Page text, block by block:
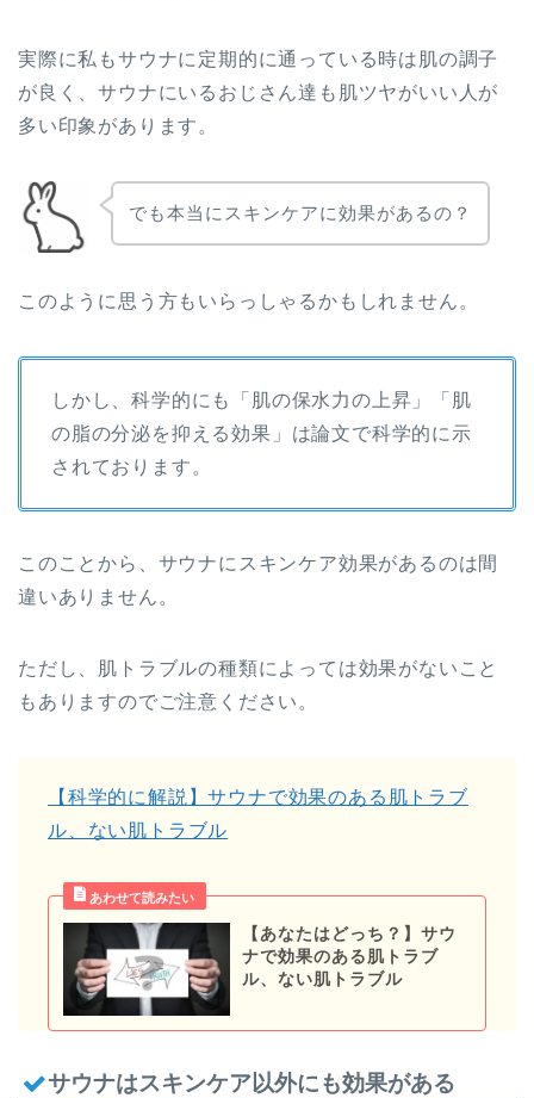
実際に私もサウナに定期的に通っている時は肌の調子
が良く、サウナにいるおじさん達も肌ツヤがいい人が
多い印象があります。
でも本当にスキンケアに効果があるの？
このように思う方もいらっしゃるかもしれません。
しかし、科学的にも「肌の保水力の上昇」「肌
の脂の分泌を抑える効果」は論文で科学的に示
されております。
このことから、サウナにスキンケア効果があるのは間
違いありません。
ただし、肌トラブルの種類によっては効果がないこと
もありますのでご注意ください。
【科学的に解説】サウナで効果のある肌トラブ
ル、ない肌トラブル
【あなたはどっち？】サウ
ナで効果のある肌トラブ
ル、ない肌トラブル
サウナはスキンケア以外にも効果がある